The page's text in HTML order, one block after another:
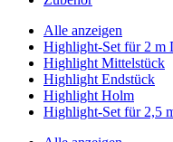
Alle anzeigen
Highlight-Set für 2 m
Highlight Mittelstück
Highlight Endstück
Highlight Holm
Highlight-Set für 2,5